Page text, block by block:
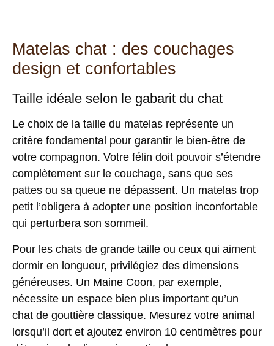
Matelas chat : des couchages
design et confortables
Taille idéale selon le gabarit du chat
Le choix de la taille du matelas représente un
critère fondamental pour garantir le bien-être de
votre compagnon. Votre félin doit pouvoir s’étendre
complètement sur le couchage, sans que ses
pattes ou sa queue ne dépassent. Un matelas trop
petit l’obligera à adopter une position inconfortable
qui perturbera son sommeil.
Pour les chats de grande taille ou ceux qui aiment
dormir en longueur, privilégiez des dimensions
généreuses. Un Maine Coon, par exemple,
nécessite un espace bien plus important qu’un
chat de gouttière classique. Mesurez votre animal
lorsqu’il dort et ajoutez environ 10 centimètres pour